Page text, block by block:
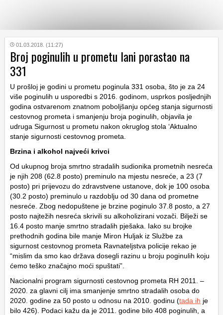
KATEGORIJE
01.03.2018. (11:27)
Broj poginulih u prometu lani porastao na
331
U prošloj je godini u prometu poginula 331 osoba, što je za 24
više poginulih u usporedbi s 2016. godinom, usprkos posljednjih
godina ostvarenom znatnom poboljšanju općeg stanja sigurnosti
cestovnog prometa i smanjenju broja poginulih, objavila je
udruga Sigurnost u prometu nakon okruglog stola ‘Aktualno
stanje sigurnosti cestovnog prometa.
Brzina i alkohol najveći krivci
Od ukupnog broja smrtno stradalih sudionika prometnih nesreća
je njih 208 (62.8 posto) preminulo na mjestu nesreće, a 23 (7
posto) pri prijevozu do zdravstvene ustanove, dok je 100 osoba
(30.2 posto) preminulo u razdoblju od 30 dana od prometne
nesreće. Zbog nedopuštene je brzine poginulo 37.8 posto, a 27
posto najtežih nesreća skrivili su alkoholizirani vozači. Bilježi se
16.4 posto manje smrtno stradalih pješaka. Iako su brojke
prethodnih godina bile manje Miron Huljak iz Službe za
sigurnost cestovnog prometa Ravnateljstva policije rekao je
“mislim da smo kao država dosegli razinu u broju poginulih koju
ćemo teško značajno moći spuštati”.
Nacionalni program sigurnosti cestovnog prometa RH 2011. –
2020. za glavni cilj ima smanjenje smrtno stradalih osoba do
2020. godine za 50 posto u odnosu na 2010. godinu (tada ih je
bilo 426). Podaci kažu da je 2011. godine bilo 408 poginulih, a